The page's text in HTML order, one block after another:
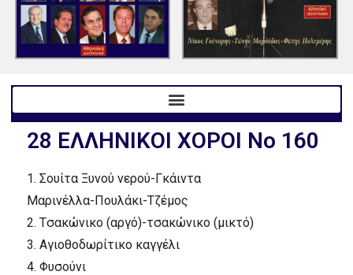
28 EΛΛHNIKOI XOPOI No 160
1. Σουίτα Ξυνού νερού-Γκάιντα
Mαρινέλλα-Πουλάκι-Tζέμος
2. Tσακώνικο (αργό)-τσακώνικο (μικτό)
3. Aγιοθοδωρίτικο καγγέλι
4. Φυσούνι